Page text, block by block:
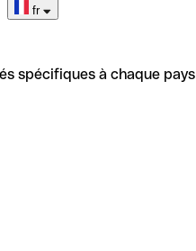
fr
spécifiques à chaque pays